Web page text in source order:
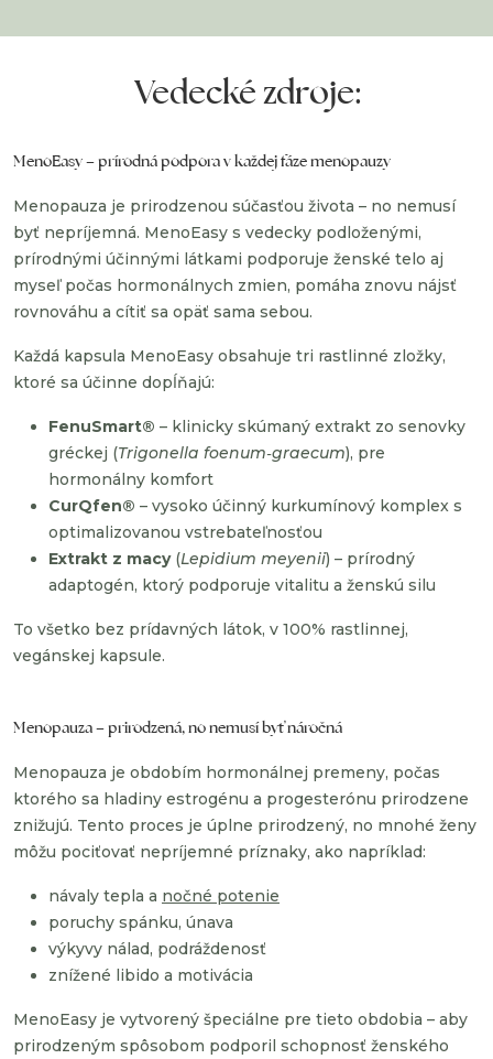
Vedecké zdroje:
MenoEasy – prírodná podpora v každej fáze menopauzy
Menopauza je prirodzenou súčasťou života – no nemusí
byť nepríjemná. MenoEasy s vedecky podloženými,
prírodnými účinnými látkami podporuje ženské telo aj
myseľ počas hormonálnych zmien, pomáha znovu nájsť
rovnováhu a cítiť sa opäť sama sebou.
Každá kapsula MenoEasy obsahuje tri rastlinné zložky,
ktoré sa účinne dopĺňajú:
FenuSmart® – klinicky skúmaný extrakt zo senovky
gréckej (Trigonella foenum‑graecum), pre
hormonálny komfort
CurQfen® – vysoko účinný kurkumínový komplex s
optimalizovanou vstrebateľnosťou
Extrakt z macy(Lepidium meyenii) – prírodný
adaptogén, ktorý podporuje vitalitu a ženskú silu
To všetko bez prídavných látok, v 100% rastlinnej,
vegánskej kapsule.
Menopauza – prirodzená, no nemusí byť náročná
Menopauza je obdobím hormonálnej premeny, počas
ktorého sa hladiny estrogénu a progesterónu prirodzene
znižujú. Tento proces je úplne prirodzený, no mnohé ženy
môžu pociťovať nepríjemné príznaky, ako napríklad:
návaly tepla a nočné potenie
poruchy spánku, únava
výkyvy nálad, podráždenosť
znížené libido a motivácia
MenoEasy je vytvorený špeciálne pre tieto obdobia – aby
prirodzeným spôsobom podporil schopnosť ženského